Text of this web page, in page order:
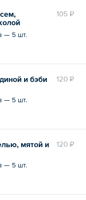
105 ₽
— 5 шт.
120 ₽
и бэби
— 5 шт.
120 ₽
мятой и
— 5 шт.